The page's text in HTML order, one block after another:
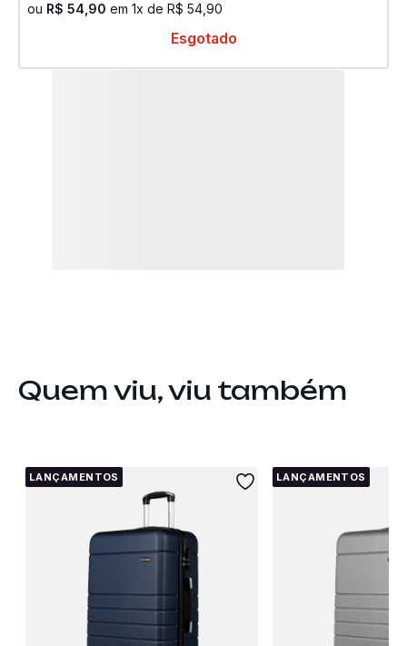
ou R$ 54 90 em 1x de R$ 54 90
Esgotado
Quem viu, viu também
LANÇAMENTOS LANÇAMENTOS